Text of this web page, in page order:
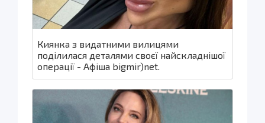
Киянка з видатними вилицями
поділилася деталями своєї найскладнішої
операції - Афіша bigmir)net.